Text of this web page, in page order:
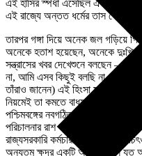
এই হাসির স্পর্ধা এসেছিল একটা
এই রাজ্যে অন্তত ধর্মের তাস খেলে
তারপর গঙ্গা দিয়ে অনেক জল গড়িয়ে
অনেকে হতাশ হয়েছেন, অনেকে
সন্ত্রাসের খবর দেখেশুনে বলছেন —
না, আমি এসব কিছুই বলছি না। কারণ
তাঁরাও জানেন) এই হিংসা সাময়িক।
নিয়মেই তা কমতে বাধ্য। যে কোনও
পশ্চিমবঙ্গের নবগঠিত বিজেপি সরকারও
পরিচালনার রাশ শক্ত হাতেই ধরবে।
রাজ্যসরকারি কর্মচারী হিসেবে থাকা
অন্যতম ক্ষুদ্র একটি অংশ, তা সে যত